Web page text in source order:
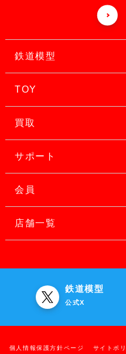
鉄道模型
TOY
買取
サポート
会員
店舗一覧
鉄道模型
公式X
個人情報保護方針ページ サイトポ